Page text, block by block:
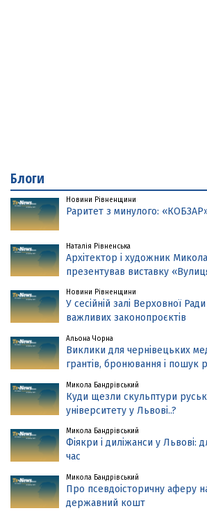
Блоги
Новини Рівненщини
Раритет з минулого:
Наталія Рівненська
Архітектор і художник
презентував виставку
Новини Рівненщини
У сесійній залі Верховної
важливих законопроєктів
Альона Чорна
Виклики для чернівецьких
грантів, бронювання і пошук
Микола Бандрівський
Куди щезли скульптури
університету у Львові..?
Микола Бандрівський
Фіякри і диліжанси у Львові:
час
Микола Бандрівський
Про псевдоісторичну аферу
державний кошт